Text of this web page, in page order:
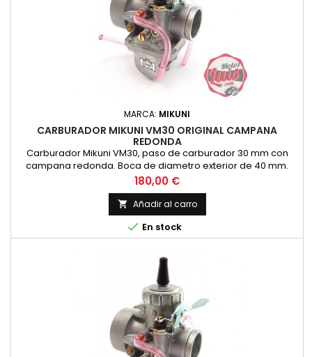
MARCA: MIKUNI
CARBURADOR MIKUNI VM30 ORIGINAL CAMPANA
REDONDA
Carburador Mikuni VM30, paso de carburador 30 mm con
campana redonda. Boca de diametro exterior de 40 mm.
Original Mikuni, no es copia
Precio
180,00 €
 Añadir al carro
 En stock